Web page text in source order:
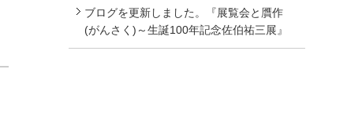
ブログを更新しました。『展覧会と贋作
(がんさく)～生誕100年記念佐伯祐三展』